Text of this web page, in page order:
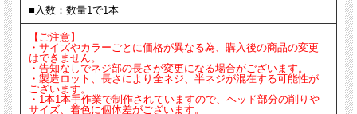
■入数：数量1で1本
【ご注意】
・サイズやカラーごとに価格が異なる為、購入後の商品の変更
はできません。
・告知なしでネジ部の長さが変更になる場合がございます。
・製造ロット、長さにより全ネジ、半ネジが混在する可能性が
ございます。
・1本1本手作業で制作されていますので、ヘッド部分の削りや
サイズ、着色に個体差がございます。